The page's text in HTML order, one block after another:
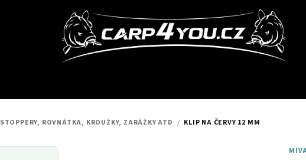
STOPPERY, ROVNÁTKA, KROUŽKY, ZARÁŽKY ATD / KLIP NA ČERVY 12 MM